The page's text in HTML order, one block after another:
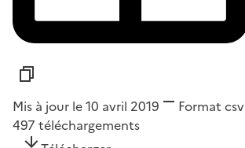
Mis à jour le 10 avril 2019 Format csv
497 téléchargements